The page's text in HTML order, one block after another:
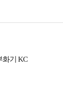
화기 KC